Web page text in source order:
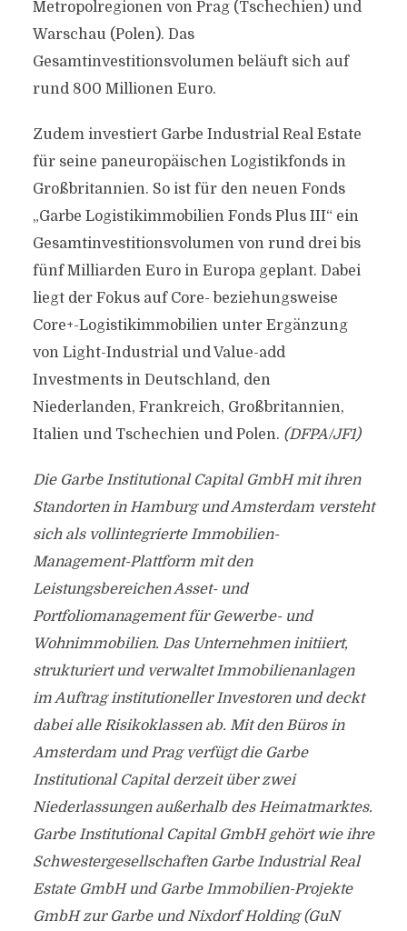
Metropolregionen von Prag (Tschechien) und
Warschau (Polen). Das
Gesamtinvestitionsvolumen beläuft sich auf
rund 800 Millionen Euro.
Zudem investiert Garbe Industrial Real Estate
für seine paneuropäischen Logistikfonds in
Großbritannien. So ist für den neuen Fonds
„Garbe Logistikimmobilien Fonds Plus III“ ein
Gesamtinvestitionsvolumen von rund drei bis
fünf Milliarden Euro in Europa geplant. Dabei
liegt der Fokus auf Core- beziehungsweise
Core+-Logistikimmobilien unter Ergänzung
von Light-Industrial und Value-add
Investments in Deutschland, den
Niederlanden, Frankreich, Großbritannien,
Italien und Tschechien und Polen. (DFPA/JF1)
Die Garbe Institutional Capital GmbH mit ihren
Standorten in Hamburg und Amsterdam versteht
sich als vollintegrierte Immobilien-
Management-Plattform mit den
Leistungsbereichen Asset- und
Portfoliomanagement für Gewerbe- und
Wohnimmobilien. Das Unternehmen initiiert,
strukturiert und verwaltet Immobilienanlagen
im Auftrag institutioneller Investoren und deckt
dabei alle Risikoklassen ab. Mit den Büros in
Amsterdam und Prag verfügt die Garbe
Institutional Capital derzeit über zwei
Niederlassungen außerhalb des Heimatmarktes.
Garbe Institutional Capital GmbH gehört wie ihre
Schwestergesellschaften Garbe Industrial Real
Estate GmbH und Garbe Immobilien-Projekte
GmbH zur Garbe und Nixdorf Holding (GuN